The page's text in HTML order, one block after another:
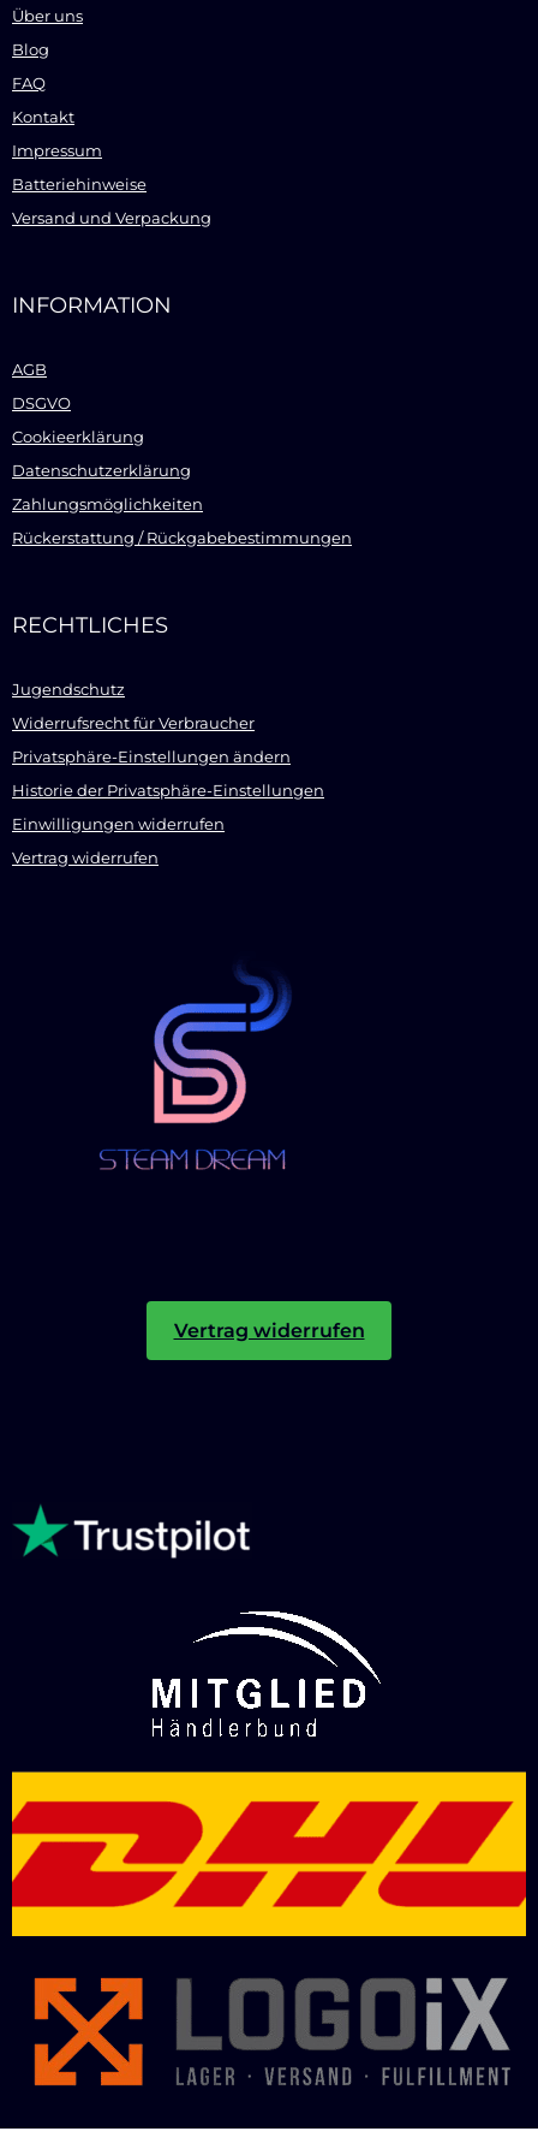
Über uns
Blog
FAQ
Kontakt
Impressum
Batteriehinweise
Versand und Verpackung
INFORMATION
AGB
DSGVO
Cookieerklärung
Datenschutzerklärung
Zahlungsmöglichkeiten
Rückerstattung / Rückgabebestimmungen
RECHTLICHES
Jugendschutz
Widerrufsrecht für Verbraucher
Privatsphäre-Einstellungen ändern
Historie der Privatsphäre-Einstellungen
Einwilligungen widerrufen
Vertrag widerrufen
Vertrag widerrufen